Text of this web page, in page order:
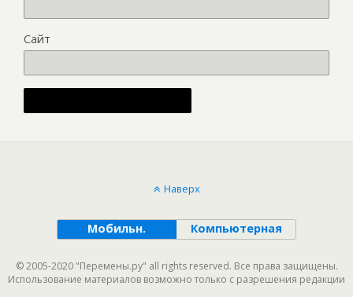
Сайт
Наверх
Мобильн. Компьютерная
© 2005-2020 "Перемены.ру" all rights reserved. Все права защищены.
Использование материалов возможно только с разрешения редакции